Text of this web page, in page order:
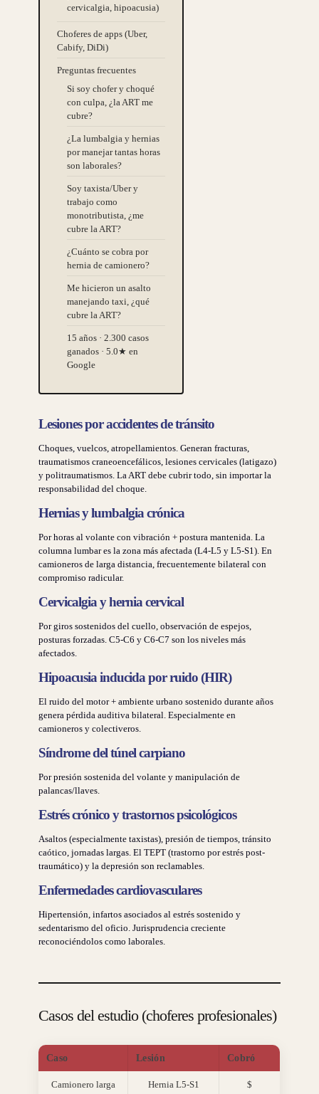
cervicalgia, hipoacusia)
Choferes de apps (Uber,
Cabify, DiDi)
Preguntas frecuentes
Si soy chofer y choqué
con culpa, ¿la ART me
cubre?
¿La lumbalgia y hernias
por manejar tantas horas
son laborales?
Soy taxista/Uber y
trabajo como
monotributista, ¿me
cubre la ART?
¿Cuánto se cobra por
hernia de camionero?
Me hicieron un asalto
manejando taxi, ¿qué
cubre la ART?
15 años · 2.300 casos
ganados · 5.0★ en
Google
Lesiones por accidentes de tránsito
Choques, vuelcos, atropellamientos. Generan fracturas,
traumatismos craneoencefálicos, lesiones cervicales (latigazo)
y politraumatismos. La ART debe cubrir todo, sin importar la
responsabilidad del choque.
Hernias y lumbalgia crónica
Por horas al volante con vibración + postura mantenida. La
columna lumbar es la zona más afectada (L4-L5 y L5-S1). En
camioneros de larga distancia, frecuentemente bilateral con
compromiso radicular.
Cervicalgia y hernia cervical
Por giros sostenidos del cuello, observación de espejos,
posturas forzadas. C5-C6 y C6-C7 son los niveles más
afectados.
Hipoacusia inducida por ruido (HIR)
El ruido del motor + ambiente urbano sostenido durante años
genera pérdida auditiva bilateral. Especialmente en
camioneros y colectiveros.
Síndrome del túnel carpiano
Por presión sostenida del volante y manipulación de
palancas/llaves.
Estrés crónico y trastornos psicológicos
Asaltos (especialmente taxistas), presión de tiempos, tránsito
caótico, jornadas largas. El TEPT (trastorno por estrés post-
traumático) y la depresión son reclamables.
Enfermedades cardiovasculares
Hipertensión, infartos asociados al estrés sostenido y
sedentarismo del oficio. Jurisprudencia creciente
reconociéndolos como laborales.
Casos del estudio (choferes profesionales)
Caso Lesión Cobró
Camionero larga
Hernia L5-S1
$